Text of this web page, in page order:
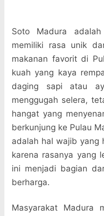
Soto Madura
memiliki rasa unik
makanan favorit di
kuah yang kaya
daging sapi atau
menggugah selera,
hangat yang
berkunjung ke Pulau
adalah hal wajib yang
karena rasanya yang
ini menjadi bagian
berharga.
Masyarakat Madura